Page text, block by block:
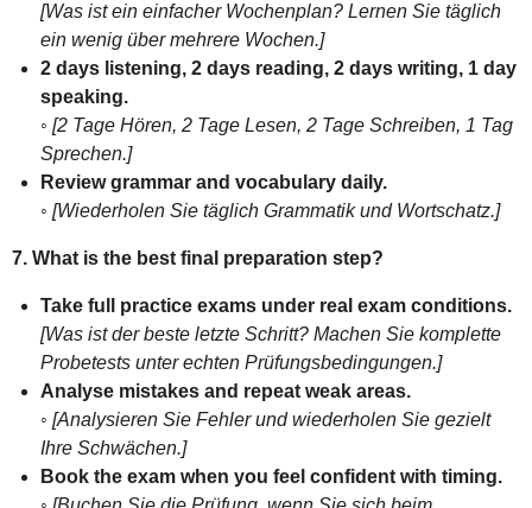
[Was ist ein einfacher Wochenplan? Lernen Sie täglich
ein wenig über mehrere Wochen.]
2 days listening, 2 days reading, 2 days writing, 1 day
speaking.
◦ [2 Tage Hören, 2 Tage Lesen, 2 Tage Schreiben, 1 Tag
Sprechen.]
Review grammar and vocabulary daily.
◦ [Wiederholen Sie täglich Grammatik und Wortschatz.]
7. What is the best final preparation step?
Take full practice exams under real exam conditions.
[Was ist der beste letzte Schritt? Machen Sie komplette
Probetests unter echten Prüfungsbedingungen.]
Analyse mistakes and repeat weak areas.
◦ [Analysieren Sie Fehler und wiederholen Sie gezielt
Ihre Schwächen.]
Book the exam when you feel confident with timing.